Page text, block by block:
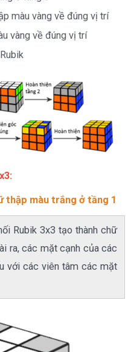
màu vàng về đúng vị trí
vàng về đúng vị trí
thập màu trắng ở tầng 1
Rubik 3x3 tạo thành chữ
ra, các mặt cạnh của các
với các viên tâm các mặt